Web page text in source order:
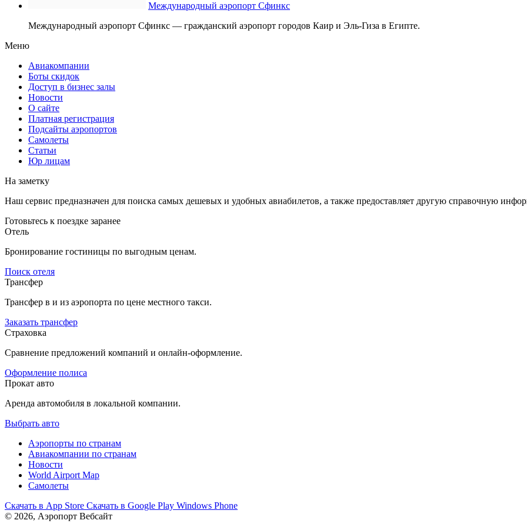
Международный аэропорт Сфинкс
Международный аэропорт Сфинкс — гражданский аэропорт городов Каир и Эль-Гиза в Египте.
Меню
Авиакомпании
Боты скидок
Доступ в бизнес залы
Новости
О сайте
Платная регистрация
Подсайты аэропортов
Самолеты
Статьи
Юр лицам
На заметку
Наш сервис предназначен для поиска самых дешевых и удобных авиабилетов, а также предоставляет другую справочную
Готовьтесь к поездке заранее
Отель
Бронирование гостиницы по выгодным ценам.
Поиск отеля
Трансфер
Трансфер в и из аэропорта по цене местного такси.
Заказать трансфер
Страховка
Сравнение предложений компаний и онлайн-оформление.
Оформление полиса
Прокат авто
Аренда автомобиля в локальной компании.
Выбрать авто
Аэропорты по странам
Авиакомпании по странам
Новости
World Airport Map
Самолеты
Скачать в App Store Скачать в Google Play Windows Phone
© 2026, Аэропорт Вебсайт